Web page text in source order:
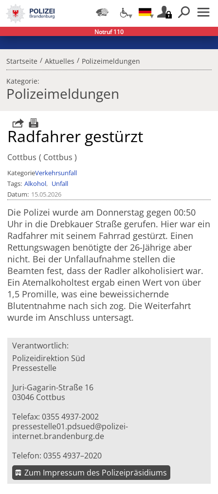
Startseite / Aktuelles / Polizeimeldungen
Kategorie:
Polizeimeldungen
Radfahrer gestürzt
Cottbus Cottbus
KategorieVerkehrsunfall
Tags Alkohol
Unfall
Datum 15.05.2026
Die Polizei wurde am Donnerstag gegen 00:50
Uhr in die Drebkauer Straße gerufen. Hier war ein
Radfahrer mit seinem Fahrrad gestürzt. Einen
Rettungswagen benötigte der 26-Jährige aber
nicht. Bei der Unfallaufnahme stellen die
Beamten fest, dass der Radler alkoholisiert war.
Ein Atemalkoholtest ergab einen Wert von über
1,5 Promille, was eine beweissichernde
Blutentnahme nach sich zog. Die Weiterfahrt
wurde im Anschluss untersagt.
Verantwortlich:
Polizeidirektion Süd
Pressestelle
Juri-Gagarin-Straße 16
03046 Cottbus
Telefax: 0355 4937-2002
pressestelle01.pdsued@polizei-
internet.brandenburg.de
Telefon: 0355 4937–2020
Zum Impressum des Polizeipräsidiums
Notruf 110